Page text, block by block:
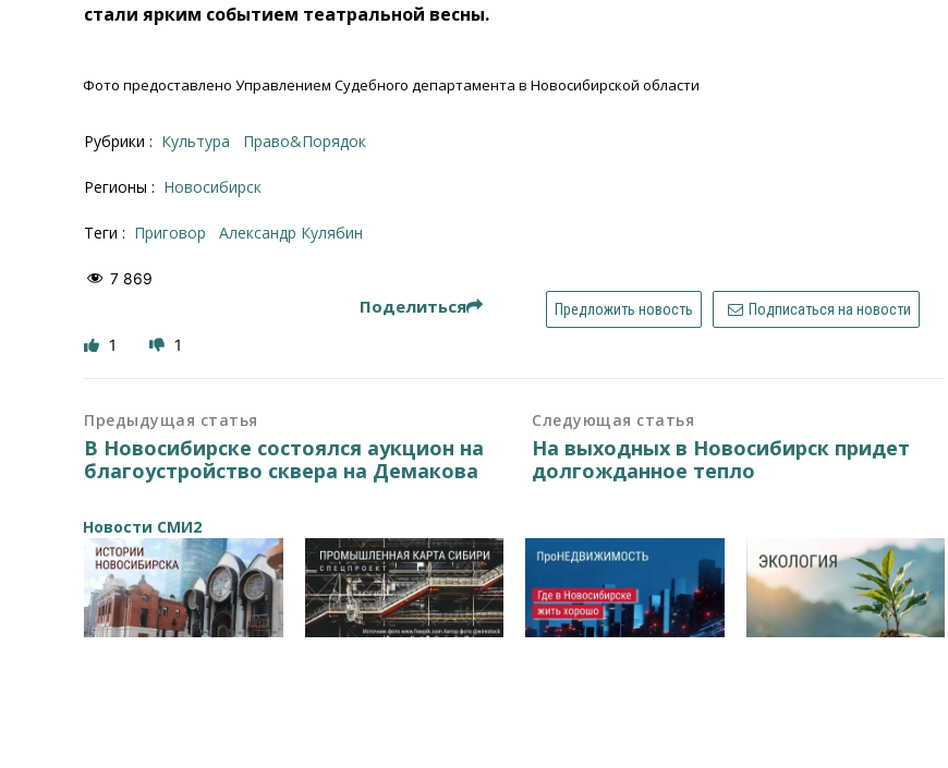
стали ярким событием театральной весны.
Фото предоставлено Управлением Судебного департамента в Новосибирской области
Рубрики : Культура Право&Порядок
Регионы : Новосибирск
Теги : приговор Александр Кулябин
7 869
Поделиться Предложить новость Подписаться на новости
1 1
Предыдущая статья
В Новосибирске состоялся аукцион на
благоустройство сквера на Демакова
Следующая статья
На выходных в Новосибирск придет
долгожданное тепло
Новости СМИ2